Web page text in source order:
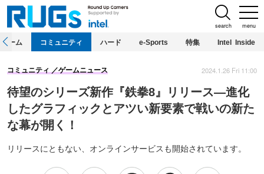
menu
search
ホーム コミュニティ ハード e-Sports 特集 Intel Inside
待望のシリーズ新作『鉄拳8』リリース―進化
したグラフィックとアツい新要素で戦いの新た
な幕が開く！
リリースにともない、オンラインサービスも開始されています。
コミュニティ ゲームニュース 2024.1.26 Fri 11:00